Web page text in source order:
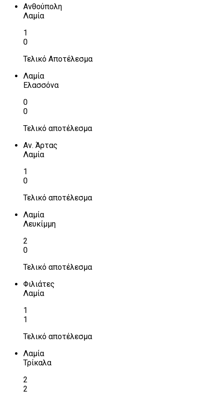
Ανθούπολη
Λαμία
1
0
Τελικό Αποτέλεσμα
Λαμία
Ελασσόνα
0
0
Τελικό αποτέλεσμα
Αν. Άρτας
Λαμία
1
0
Τελικό αποτέλεσμα
Λαμία
Λευκίμμη
2
0
Τελικό αποτέλεσμα
Φιλιάτες
Λαμία
1
1
Τελικό αποτέλεσμα
Λαμία
Τρίκαλα
2
2